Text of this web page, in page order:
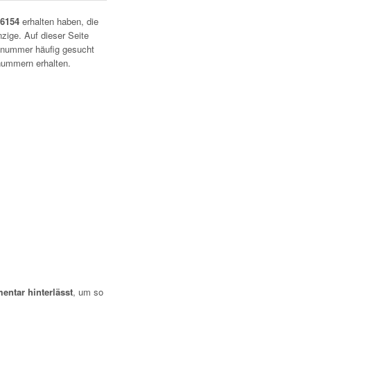
erhalten haben, die
Auf dieser Seite
häufig gesucht
erhalten.
hinterlässt, um so